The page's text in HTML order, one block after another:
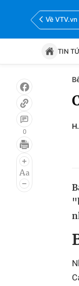
Về VTV.vn
TIN
Tin tức
Bóng đá
0